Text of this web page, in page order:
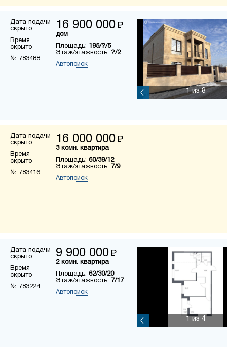
Дата подачи
скрыто
Время
скрыто
№ 783488
16 900 000 Р
дом
Площадь: 195/?/5
Этаж/этажность: ?/2
Автопоиск
1из 8
Дата подачи
скрыто
Время
скрыто
№ 783416
16 000 000 Р
3 комн. квартира
Площадь: 60/39/12
Этаж/этажность: 7/9
Автопоиск
Дата подачи
скрыто
Время
скрыто
№ 783224
9 900 000 Р
2 комн. квартира
Площадь: 62/30/20
Этаж/этажность: 7/17
Автопоиск
1 из 4